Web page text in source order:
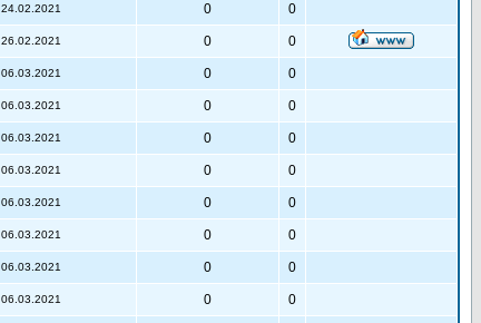
24.02.2021 0 0
26.02.2021 0 0
06.03.2021 0 0
06.03.2021 0 0
06.03.2021 0 0
06.03.2021 0 0
06.03.2021 0 0
06.03.2021 0 0
06.03.2021 0 0
06.03.2021 0 0